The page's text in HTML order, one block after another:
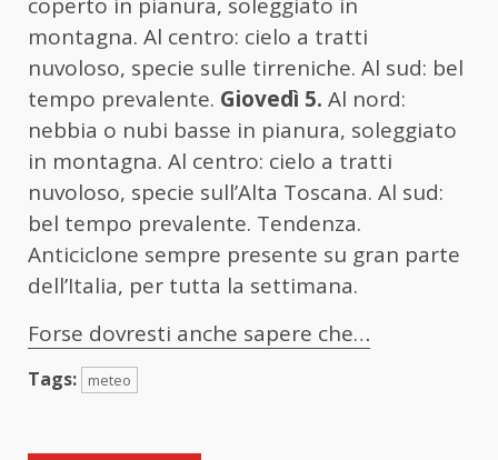
montagna. Al centro: cielo a tratti
nuvoloso, specie sulle tirreniche. Al sud: bel
tempo prevalente. Giovedì 5. Al nord:
nebbia o nubi basse in pianura, soleggiato
in montagna. Al centro: cielo a tratti
nuvoloso, specie sull’Alta Toscana. Al sud:
bel tempo prevalente. Tendenza.
Anticiclone sempre presente su gran parte
dell’Italia, per tutta la settimana.
Forse dovresti anche sapere che…
Tags: meteo